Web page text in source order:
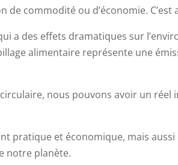
de commodité ou d’économie.
a des effets dramatiques sur
alimentaire représente une
nous pouvons avoir un réel
pratique et économique, mais
notre planète.